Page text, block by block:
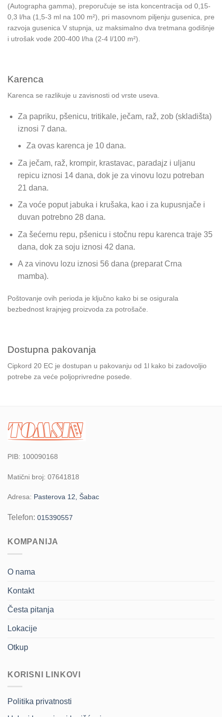
(Autographa gamma), preporučuje se ista koncentracija od 0,15-
0,3 l/ha (1,5-3 ml na 100 m²), pri masovnom piljenju gusenica, pre
razvoja gusenica V stupnja, uz maksimalno dva tretmana godišnje
i utrošak vode 200-400 l/ha (2-4 l/100 m²).
Karenca
Karenca se razlikuje u zavisnosti od vrste useva.
Za papriku, pšenicu, tritikale, ječam, raž, zob (skladišta)
iznosi 7 dana.
Za ovas karenca je 10 dana.
Za ječam, raž, krompir, krastavac, paradajz i uljanu
repicu iznosi 14 dana, dok je za vinovu lozu potreban
21 dana.
Za voće poput jabuka i krušaka, kao i za kupusnjače i
duvan potrebno 28 dana.
Za šećernu repu, pšenicu i stočnu repu karenca traje 35
dana, dok za soju iznosi 42 dana.
A za vinovu lozu iznosi 56 dana (preparat Crna
mamba).
Poštovanje ovih perioda je ključno kako bi se osigurala
bezbednost krajnjeg proizvoda za potrošače.
Dostupna pakovanja
Cipkord 20 EC je dostupan u pakovanju od 1l kako bi zadovoljio
potrebe za veće poljoprivredne posede.
PIB: 100090168
Matični broj: 07641818
Adresa: Pasterova 12, Šabac
Telefon: 015390557
KOMPANIJA
O nama
Kontakt
Česta pitanja
Lokacije
Otkup
KORISNI LINKOVI
Politika privatnosti